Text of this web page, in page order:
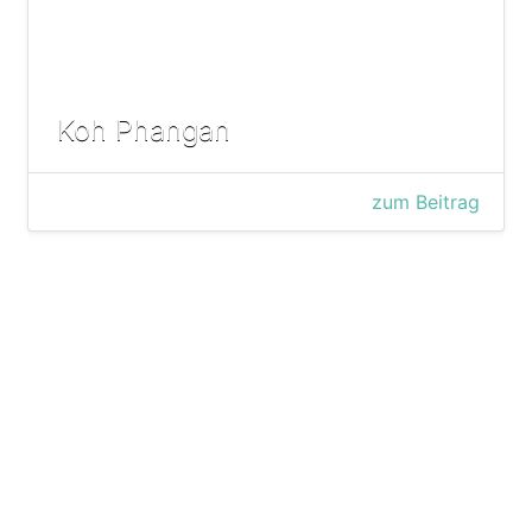
Koh Phangan
zum Beitrag